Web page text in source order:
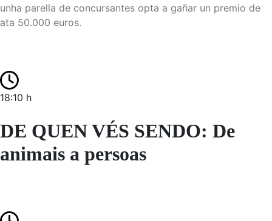
unha parella de concursantes opta a gañar un premio de
ata 50.000 euros.
18:10 h
DE QUEN VÉS SENDO: De
animais a persoas